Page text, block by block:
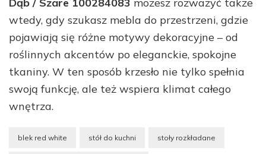
Dąb / Szare 100284083 możesz rozważyć także
wtedy, gdy szukasz mebla do przestrzeni, gdzie
pojawiają się różne motywy dekoracyjne – od
roślinnych akcentów po eleganckie, spokojne
tkaniny. W ten sposób krzesło nie tylko spełnia
swoją funkcję, ale też wspiera klimat całego
wnętrza.
blek red white stół do kuchni stoły rozkładane